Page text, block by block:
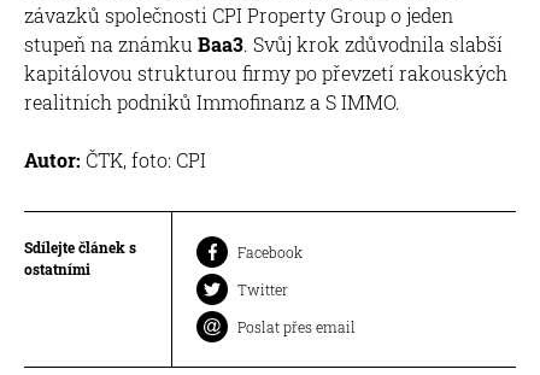
závazků společnosti CPI Property Group o jeden
stupeň na známku Baa3. Svůj krok zdůvodnila slabší
kapitálovou strukturou firmy po převzetí rakouských
realitních podniků Immofinanz a S IMMO.
Autor: ČTK, foto: CPI
Sdílejte článek s
ostatními
Facebook
Twitter
Poslat přes email